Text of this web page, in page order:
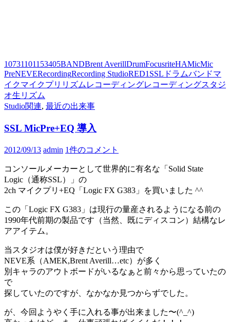
10731101153405BANDBrent AverillDrumFocusriteHAMicMic
PreNEVERecordingRecording StudioRED1 SSL ドラムバンドマ
イクマイクプリ リズム レコーディングレコーディングスタジ
オ生リズム
Studio関連, 最近の出来事
SSL MicPre+EQ 導入
2012/09/13 admin 1件のコメント
コンソールメーカーとして世界的に有名な「Solid State
Logic（通称SSL）」の
2ch マイクプリ+EQ「Logic FX G383」を買いました ^^
この「Logic FX G383」は現行の量産されるようになる前の
1990年代前期の製品です（当然、既にディスコン）結構なレ
アアイテム。
当スタジオは僕が好きだという理由で
NEVE系（AMEK,Brent Averill…etc）が多く
別キャラのアウトボードがいるなぁと前々から思っていたの
で
探していたのですが、なかなか見つからずでした。
が、今回ようやく手に入れる事が出来ました〜(^_^)